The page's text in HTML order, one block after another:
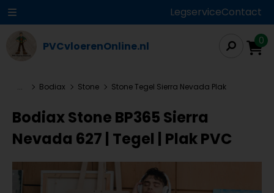
LegserviceContact
PVCvloerenOnline.nl 0
... Bodiax Stone Stone Tegel Sierra Nevada Plak
Bodiax Stone BP365 Sierra
Nevada 627 | Tegel | Plak PVC